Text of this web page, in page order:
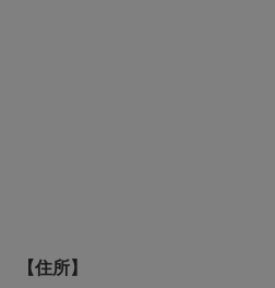
【住所】